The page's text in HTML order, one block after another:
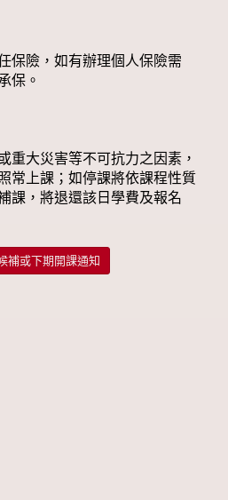
保險，如有辦理個人保險需
保。
重大災害等不可抗力之因素，
常上課；如停課將依課程性質
課，將退還該日學費及報名
補或下期開課通知